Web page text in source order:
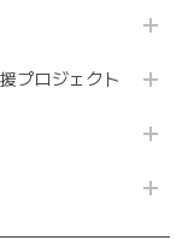
プロジェクト